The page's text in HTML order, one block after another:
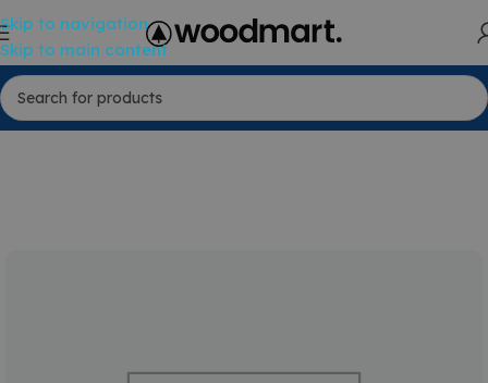
Skip to navigation
Skip to main content